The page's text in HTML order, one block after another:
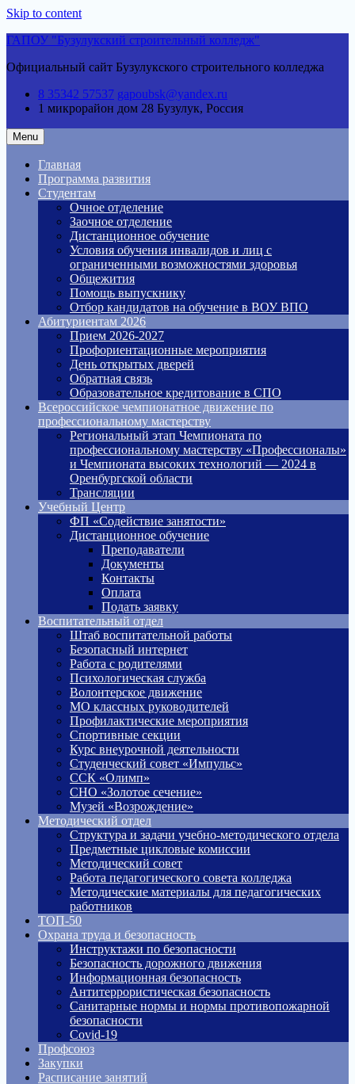
Skip to content
ГАПОУ "Бузулукский строительный колледж"
Официальный сайт Бузулукского строительного колледжа
8 35342 57537 gapoubsk@yandex.ru
1 микрорайон дом 28 Бузулук, Россия
Menu
Главная
Программа развития
Студентам
Очное отделение
Заочное отделение
Дистанционное обучение
Условия обучения инвалидов и лиц с
ограниченными возможностями здоровья
Общежития
Помощь выпускнику
Отбор кандидатов на обучение в ВОУ ВПО
Абитуриентам 2026
Прием 2026-2027
Профориентационные мероприятия
День открытых дверей
Обратная связь
Образовательное кредитование в СПО
Всероссийское чемпионатное движение по
профессиональному мастерству
Региональный этап Чемпионата по
профессиональному мастерству «Профессионалы»
и Чемпионата высоких технологий — 2024 в
Оренбургской области
Трансляции
Учебный Центр
ФП «Содействие занятости»
Дистанционное обучение
Преподаватели
Документы
Контакты
Оплата
Подать заявку
Воспитательный отдел
Штаб воспитательной работы
Безопасный интернет
Работа с родителями
Психологическая служба
Волонтерское движение
МО классных руководителей
Профилактические мероприятия
Спортивные секции
Курс внеурочной деятельности
Студенческий совет «Импульс»
ССК «Олимп»
СНО «Золотое сечение»
Музей «Возрождение»
Методический отдел
Структура и задачи учебно-методического отдела
Предметные цикловые комиссии
Методический совет
Работа педагогического совета колледжа
Методические материалы для педагогических
работников
ТОП-50
Охрана труда и безопасность
Инструктажи по безопасности
Безопасность дорожного движения
Информационная безопасность
Антитеррористическая безопасность
Санитарные нормы и нормы противопожарной
безопасности
Covid-19
Профсоюз
Закупки
Расписание занятий